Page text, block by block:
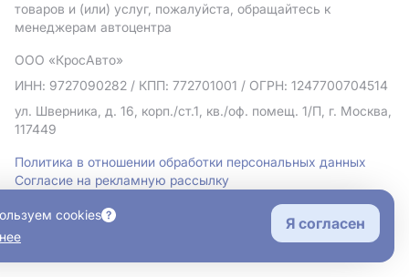
товаров и (или) услуг, пожалуйста, обращайтесь к
менеджерам автоцентра
ООО «КросАвто»
ИНН: 9727090282 / КПП: 772701001 / ОГРН: 1247700704514
ул. Шверника, д. 16, корп./ст.1, кв./оф. помещ. 1/П, г. Москва,
117449
Политика в отношении обработки персональных данных
Согласие на рекламную рассылку
cookies
Я согласен